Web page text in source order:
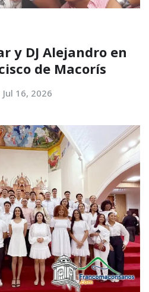
y DJ Alejandro en
de Macorís
Jul 16, 2026